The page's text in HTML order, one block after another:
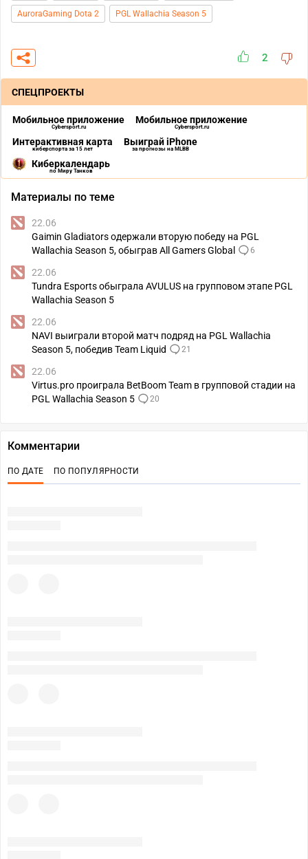
AuroraGaming Dota 2 PGL Wallachia Season 5
2
СПЕЦПРОЕКТЫ
Мобильное приложение
Cybersport.ru
Мобильное приложение
Cybersport.ru
Интерактивная карта
киберспорта за 15 лет
Выиграй iPhone
за прогнозы на MLBB
Киберкалендарь
по Миру Танков
Материалы по теме
22.06
Gaimin Gladiators одержали вторую победу на PGL
Wallachia Season 5, обыграв All Gamers Global
6
22.06
Tundra Esports обыграла AVULUS на групповом этапе PGL
Wallachia Season 5
22.06
NAVI выиграли второй матч подряд на PGL Wallachia
Season 5, победив Team Liquid
21
22.06
Virtus.pro проиграла BetBoom Team в групповой стадии на
PGL Wallachia Season 5
20
Комментарии
ПО ДАТЕ ПО ПОПУЛЯРНОСТИ